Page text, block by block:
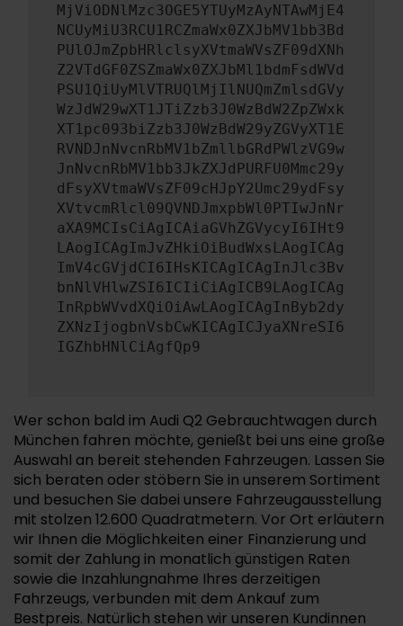
MjViODNlMzc3OGE5YTUyMzAyNTAwMjE4
NCUyMiU3RCU1RCZmaWx0ZXJbMV1bb3Bd
PUlOJmZpbHRlclsyXVtmaWVsZF09dXNh
Z2VTdGF0ZSZmaWx0ZXJbMl1bdmFsdWVd
PSU1QiUyMlVTRUQlMjIlNUQmZmlsdGVy
WzJdW29wXT1JTiZzb3J0WzBdW2ZpZWxk
XT1pc093biZzb3J0WzBdW29yZGVyXT1E
RVNDJnNvcnRbMV1bZmllbGRdPWlzVG9w
JnNvcnRbMV1bb3JkZXJdPURFU0Mmc29y
dFsyXVtmaWVsZF09cHJpY2Umc29ydFsy
XVtvcmRlcl09QVNDJmxpbWl0PTIwJnNr
aXA9MCIsCiAgICAiaGVhZGVycyI6IHt9
LAogICAgImJvZHkiOiBudWxsLAogICAg
ImV4cGVjdCI6IHsKICAgICAgInJlc3Bv
bnNlVHlwZSI6ICIiCiAgICB9LAogICAg
InRpbWVvdXQiOiAwLAogICAgInByb2dy
ZXNzIjogbnVsbCwKICAgICJyaXNreSI6
IGZhbHNlCiAgfQp9
Wer schon bald im Audi Q2 Gebrauchtwagen durch
München fahren möchte, genießt bei uns eine große
Auswahl an bereit stehenden Fahrzeugen. Lassen Sie
sich beraten oder stöbern Sie in unserem Sortiment
und besuchen Sie dabei unsere Fahrzeugausstellung
mit stolzen 12.600 Quadratmetern. Vor Ort erläutern
wir Ihnen die Möglichkeiten einer Finanzierung und
somit der Zahlung in monatlich günstigen Raten
sowie die Inzahlungnahme Ihres derzeitigen
Fahrzeugs, verbunden mit dem Ankauf zum
Bestpreis. Natürlich stehen wir unseren Kundinnen